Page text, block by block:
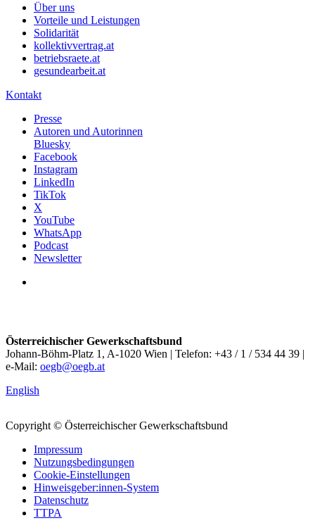
Über uns
Vorteile und Leistungen
Solidarität
kollektivvertrag.at
betriebsraete.at
gesundearbeit.at
Kontakt
Presse
Autoren und Autorinnen
Bluesky
Facebook
Instagram
LinkedIn
TikTok
X
YouTube
WhatsApp
Podcast
Newsletter
Österreichischer Gewerkschaftsbund
Johann-Böhm-Platz 1, A-1020 Wien | Telefon: +43 / 1 / 534 44 39 |
e-Mail: oegb@oegb.at
English
Copyright © Österreichischer Gewerkschaftsbund
Impressum
Nutzungsbedingungen
Cookie-Einstellungen
Hinweisgeber:innen-System
Datenschutz
TTPA